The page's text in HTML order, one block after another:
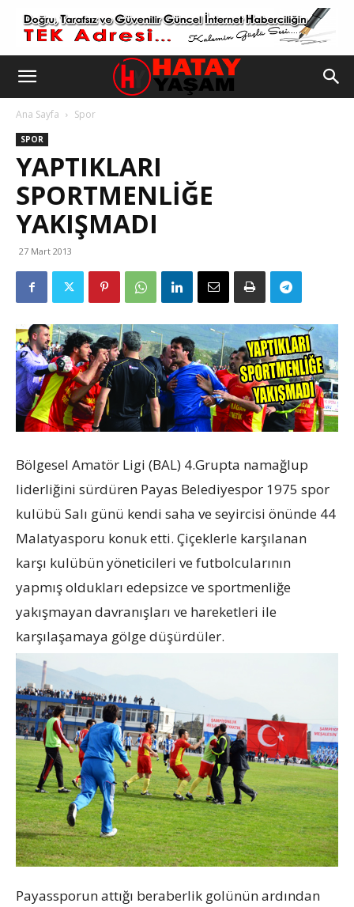
Ana Sayfa Spor
SPOR
YAPTIKLARI
SPORTMENLİĞE
YAKIŞMADI
27 Mart 2013
Bölgesel Amatör Ligi (BAL) 4.Grupta namağlup
liderliğini sürdüren Payas Belediyespor 1975 spor
kulübü Salı günü kendi saha ve seyircisi önünde 44
Malatyasporu konuk etti. Çiçeklerle karşılanan
karşı kulübün yöneticileri ve futbolcularının
yapmış oldukları edepsizce ve sportmenliğe
yakışmayan davranışları ve hareketleri ile
karşılaşamaya gölge düşürdüler.
Payassporun attığı beraberlik golünün ardından